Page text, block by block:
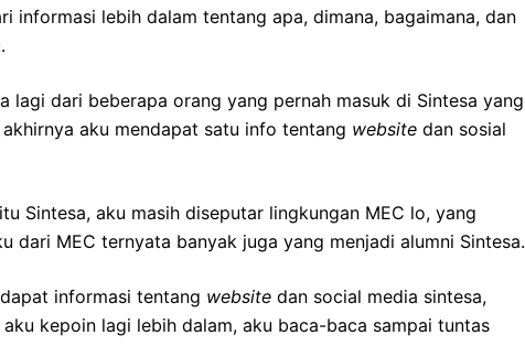
informasi lebih dalam tentang apa, dimana, bagaimana, dan
lagi dari beberapa orang yang pernah masuk di Sintesa yang
aku mendapat satu info tentang website dan sosial
Sintesa, aku masih diseputar lingkungan MEC lo, yang
dari MEC ternyata banyak juga yang menjadi alumni Sintesa.
informasi tentang website dan social media sintesa,
kepoin lagi lebih dalam, aku baca-baca sampai tuntas